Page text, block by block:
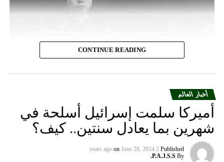
CONTINUE READING
أخبار العالم
أميركا سلمت إسرائيل أسلحة في
شهرين بما يعادل سنتين.. كيف؟
Published
2 years ago
on June 28, 2024
By
P.A.J.S.S.